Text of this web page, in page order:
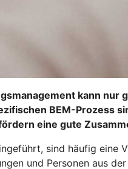
kann nur
BEM-Prozess
eine gute
sind häufig eine
und Personen aus